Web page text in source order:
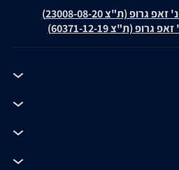
(ת"צ 23008-08-20)
(ת"צ 60371-12-19)